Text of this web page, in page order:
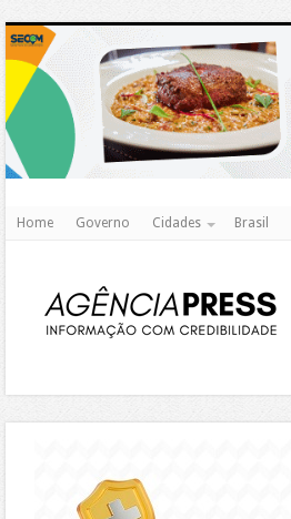
Home Governo Cidades Brasil